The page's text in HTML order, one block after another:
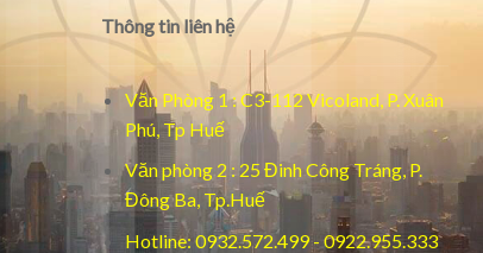
Thông tin liên hệ
Văn Phòng 1 : C3-112 Vicoland, P. Xuân
Phú, Tp Huế
Văn phòng 2 : 25 Đinh Công Tráng, P.
Đông Ba, Tp.Huế
Hotline: 0932.572.499 - 0922.955.333